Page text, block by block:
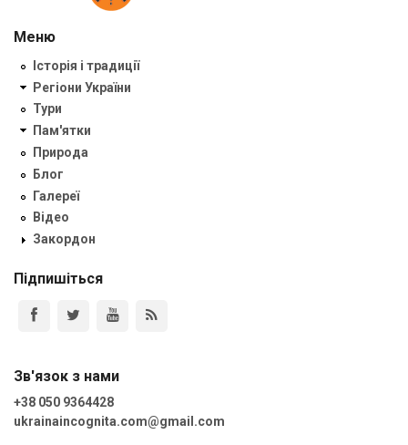
Меню
Історія і традиції
Регіони України
Тури
Пам'ятки
Природа
Блог
Галереї
Відео
Закордон
Підпишіться
Зв'язок з нами
+38 050 9364428
ukrainaincognita.com@gmail.com